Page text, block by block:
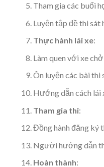
Tham gia các buổi
Luyện tập đề thi sát
Thực hành lái xe:
Làm quen với xe
Ôn luyện các bài thi
Hướng dẫn cách lái
Tham gia thi:
Đồng hành đăng ký
Người hướng dẫn
Hoàn thành: